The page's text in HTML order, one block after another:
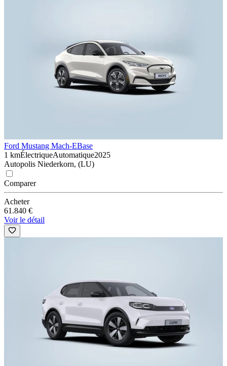
Ford Mustang Mach-EBase
1 kmÉlectriqueAutomatique2025
Autopolis Niederkorn, (LU)
Comparer
Acheter
61.840 €
Voir le détail